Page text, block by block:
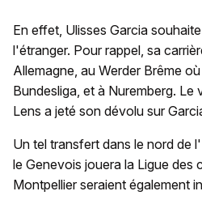
En effet, Ulisses Garcia
l'étranger. Pour rappel, sa
Allemagne, au Werder Brême
Bundesliga, et à Nuremberg.
Lens a jeté son dévolu sur
Un tel transfert dans le nord de
le Genevois jouera la Ligue des
Montpellier seraient également